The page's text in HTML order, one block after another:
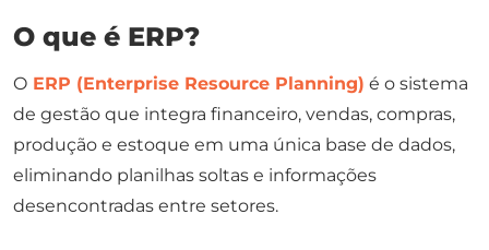
O que é ERP?
O ERP (Enterprise Resource Planning) é o sistema
de gestão que integra financeiro, vendas, compras,
produção e estoque em uma única base de dados,
eliminando planilhas soltas e informações
desencontradas entre setores.